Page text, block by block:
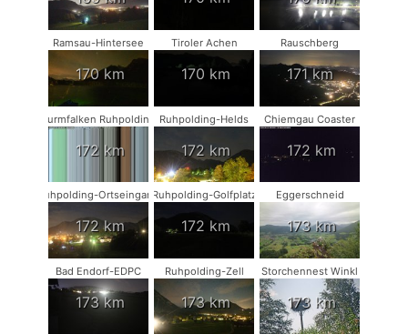
Ramsau-Hintersee
170 km
Tiroler Achen
170 km
Rauschberg
171 km
Turmfalken Ruhpolding
172 km
Ruhpolding-Helds
172 km
Chiemgau Coaster
172 km
Ruhpolding-Ortseingang
172 km
Ruhpolding-Golfplatz
172 km
Eggerschneid
173 km
Bad Endorf-EDPC
173 km
Ruhpolding-Zell
173 km
Storchennest Winkl
173 km